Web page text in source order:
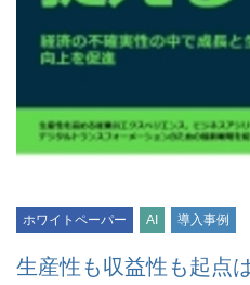
ホワイトペーパー AI 導入事例
生産性も収益性も起点